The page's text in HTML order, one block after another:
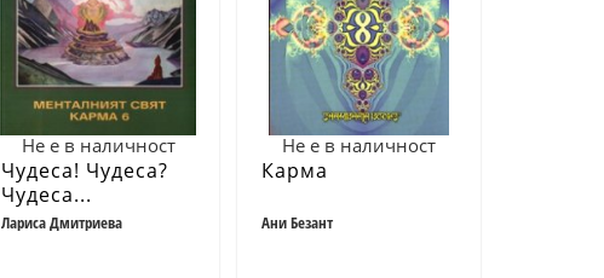
Не е в наличност
Чудеса! Чудеса?
Чудеса...
Менталният свят
Лариса Дмитриева
Не е в наличност
Карма
Ани Безант